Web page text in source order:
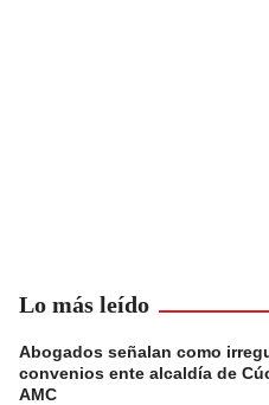
Lo más leído
Abogados señalan como
convenios ente alcaldía de
AMC